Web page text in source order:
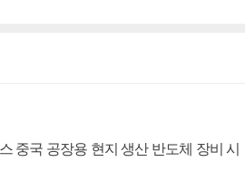
중국 공장용 현지 생산 반도체 장비 시